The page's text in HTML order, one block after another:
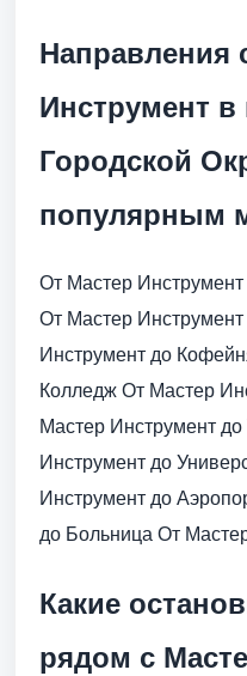
Направления
Инструмент в
Городской
популярным
От Мастер
От Мастер
Инструмент до
Колледж От Мастер
Мастер Инструмент
Инструмент до
Инструмент до
до Больница От
Какие
рядом с